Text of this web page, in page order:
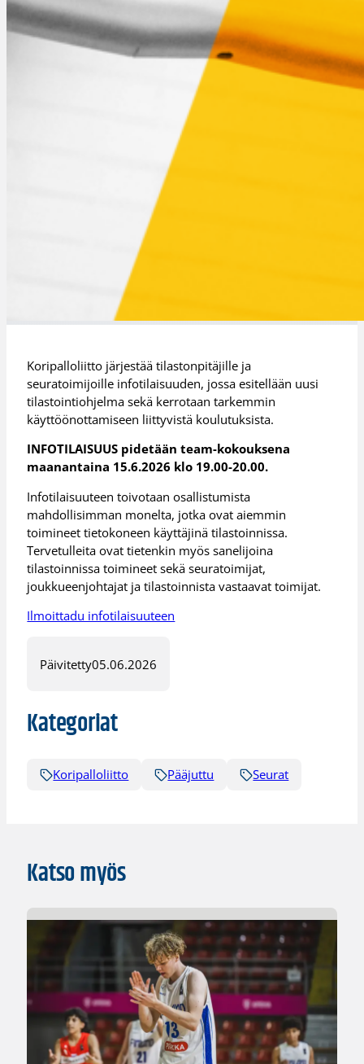
Koripalloliitto järjestää tilastonpitäjille ja
seuratoimijoille infotilaisuuden, jossa esitellään uusi
tilastointiohjelma sekä kerrotaan tarkemmin
käyttöönottamiseen liittyvistä koulutuksista.
INFOTILAISUUS pidetään team-kokouksena
maanantaina 15.6.2026 klo 19.00-20.00.
Infotilaisuuteen toivotaan osallistumista
mahdollisimman monelta, jotka ovat aiemmin
toimineet tietokoneen käyttäjinä tilastoinnissa.
Tervetulleita ovat tietenkin myös sanelijoina
tilastoinnissa toimineet sekä seuratoimijat,
joukkueenjohtajat ja tilastoinnista vastaavat toimijat.
Ilmoittadu infotilaisuuteen
Päivitetty05.06.2026
Kategoriat
Koripalloliitto Pääjuttu Seurat
Katso myös